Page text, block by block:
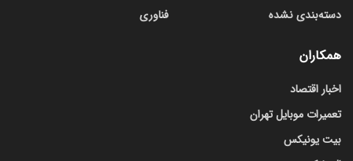
دسته‌بندی نشده
فناوری
همکاران
اخبار اقتصاد
تعمیرات موبایل تهران
بیت یونیکس